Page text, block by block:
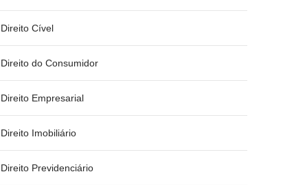
Direito Cível
Direito do Consumidor
Direito Empresarial
Direito Imobiliário
Direito Previdenciário